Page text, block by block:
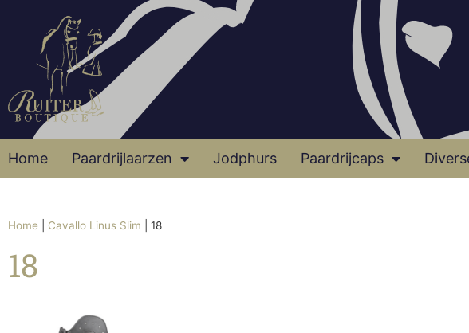
Home Paardrijlaarzen Jodphurs Paardrijcaps
Home Cavallo Linus Slim 18
18